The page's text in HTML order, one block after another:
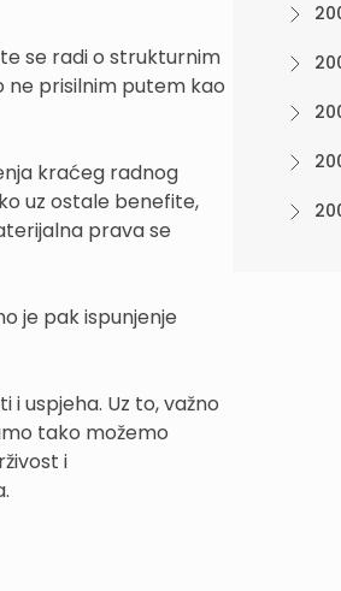
se radi o strukturnim
ne prisilnim putem kao
kraćeg radnog
uz ostale benefite,
prava se
je pak ispunjenje
uspjeha. Uz to, važno
tako možemo
i